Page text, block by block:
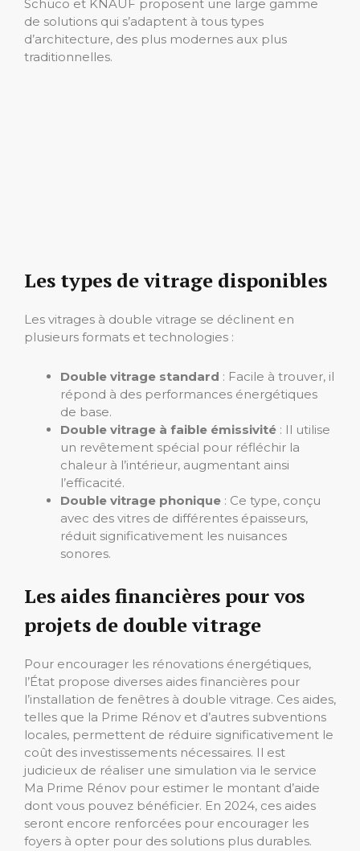
Schüco et KNAUF proposent une large gamme
de solutions qui s’adaptent à tous types
d’architecture, des plus modernes aux plus
traditionnelles.
Les types de vitrage disponibles
Les vitrages à double vitrage se déclinent en
plusieurs formats et technologies :
Double vitrage standard : Facile à trouver, il
répond à des performances énergétiques
de base.
Double vitrage à faible émissivité : Il utilise
un revêtement spécial pour réfléchir la
chaleur à l’intérieur, augmentant ainsi
l’efficacité.
Double vitrage phonique : Ce type, conçu
avec des vitres de différentes épaisseurs,
réduit significativement les nuisances
sonores.
Les aides financières pour vos
projets de double vitrage
Pour encourager les rénovations énergétiques,
l’État propose diverses aides financières pour
l’installation de fenêtres à double vitrage. Ces aides,
telles que la Prime Rénov et d’autres subventions
locales, permettent de réduire significativement le
coût des investissements nécessaires. Il est
judicieux de réaliser une simulation via le service
Ma Prime Rénov pour estimer le montant d’aide
dont vous pouvez bénéficier. En 2024, ces aides
seront encore renforcées pour encourager les
foyers à opter pour des solutions plus durables.